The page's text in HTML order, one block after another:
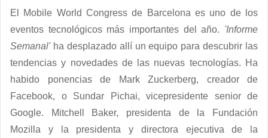
El Mobile World Congress de Barcelona es uno de los
eventos tecnológicos más importantes del año. 'Informe
Semanal'ha desplazado allí un equipo para descubrir las
tendencias y novedades de las nuevas tecnologías. Ha
habido ponencias de Mark Zuckerberg, creador de
Facebook, o Sundar Pichai, vicepresidente senior de
Google. Mitchell Baker, presidenta de la Fundación
Mozilla y la presidenta y directora ejecutiva de la